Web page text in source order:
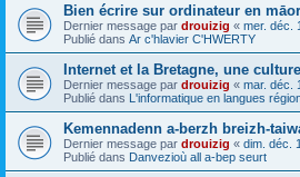
Bien écrire sur ordinateur en
Dernier message par drouizig « mer. déc.
Publié dans Ar c'hlavier C'HWERTY
Internet et la Bretagne, une
Dernier message par drouizig « mar. déc.
Publié dans L'informatique en langues
Kemennadenn a-berzh breizh-
Dernier message par drouizig « dim. déc.
Publié dans Danvezioù all a-bep seurt